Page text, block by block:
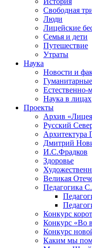
Свободная
Люди
Лицейские
Семья и дети
Путешествие
Утраты
Наука
Новости и
Естественно-
Наука в лицах
Проекты
Архив
Русский
Архитектура
Дмитрий
И.С.Фрадков
Здоровье
Великая
Педагогика
Конкурс
Конкурс «Во
Конкурс
Каким мы